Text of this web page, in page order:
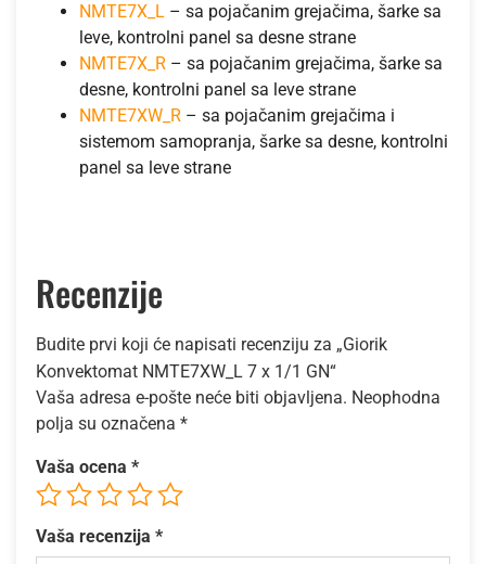
NMTE7X_L – sa pojačanim grejačima, šarke sa
leve, kontrolni panel sa desne strane
NMTE7X_R – sa pojačanim grejačima, šarke sa
desne, kontrolni panel sa leve strane
NMTE7XW_R – sa pojačanim grejačima i
sistemom samopranja, šarke sa desne, kontrolni
panel sa leve strane
Recenzije
Budite prvi koji će napisati recenziju za „Giorik
Konvektomat NMTE7XW_L 7 x 1/1 GN“
Vaša adresa e-pošte neće biti objavljena. Neophodna
polja su označena *
Vaša ocena *
Vaša recenzija *